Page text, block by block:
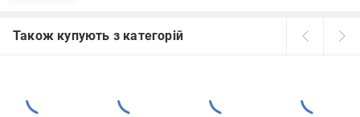
Також купують з категорій